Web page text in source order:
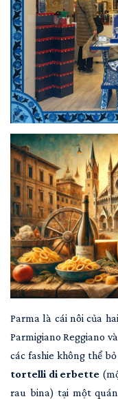
Parma là cái nôi của
Parmigiano Reggiano
các fashie không thể
tortelli di erbette
rau bina) tại một